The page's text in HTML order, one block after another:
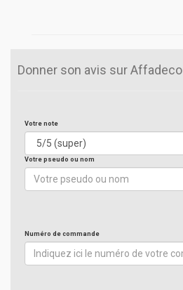
Donner son avis sur Affadeco
Votre note
Votre pseudo ou nom
Numéro de commande